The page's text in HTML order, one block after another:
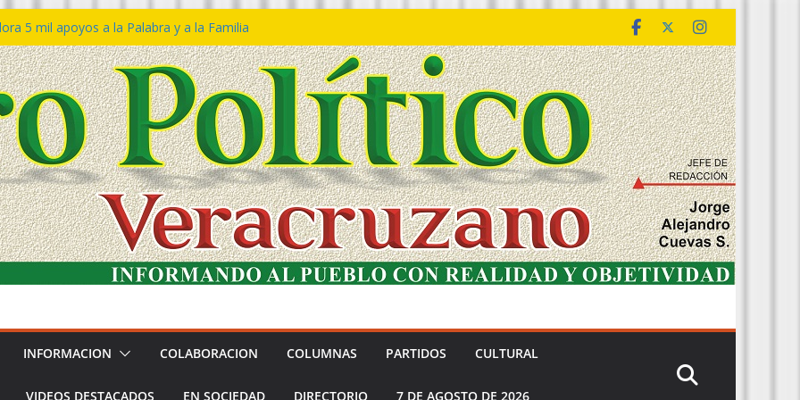
5 mil apoyos a la Palabra y a la Familia
Declaraciones de Procedencia en contra
𝙂𝙤𝙗𝙞𝙚𝙧𝙣𝙤 𝙙𝙚𝙡 𝙀𝙨𝙩𝙖𝙙𝙤 𝙖 𝙙𝙞𝙨𝙛𝙧𝙪𝙩𝙖𝙧
𝙙𝙚𝙡 𝙈𝙖𝙧 𝙚𝙣 𝘾𝙤𝙖𝙩𝙯𝙖𝙘𝙤𝙖𝙡𝙘𝙤𝙨
de policías con vocación de servicio y
SSP
rechaza acusaciones y asegura que
solicitud de desafuero
INFORMACION COLABORACION COLUMNAS PARTIDOS CULTURAL
VIDEOS DESTACADOS EN SOCIEDAD DIRECTORIO 7 DE AGOSTO DE 2026